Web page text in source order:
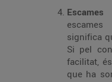
significa
Si pel
facilitat,
que ha